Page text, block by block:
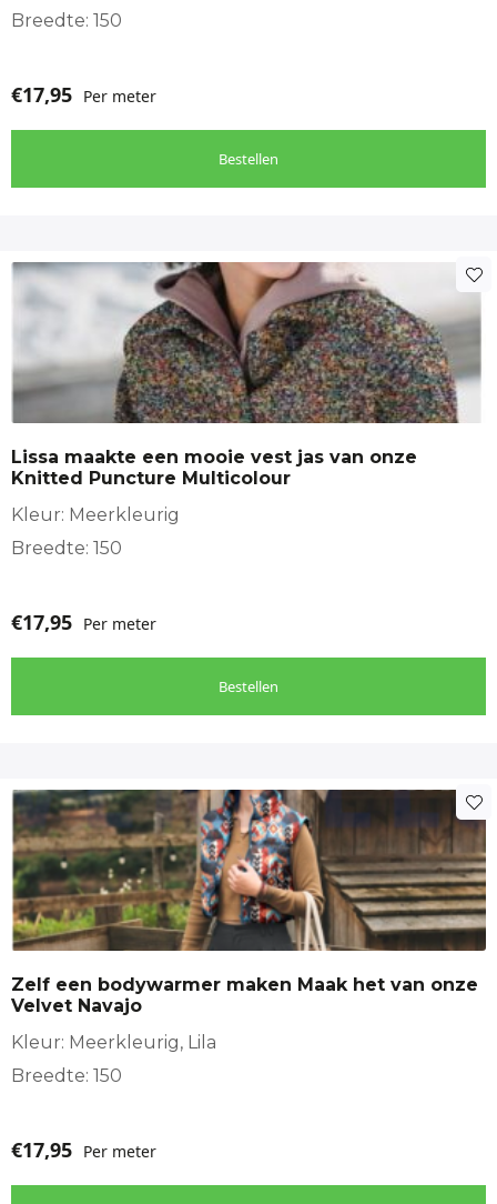
Breedte: 150
€17,95 Per meter
Bestellen
Lissa maakte een mooie vest jas van onze
Knitted Puncture Multicolour
Kleur: Meerkleurig
Breedte: 150
€17,95 Per meter
Bestellen
Zelf een bodywarmer maken Maak het van onze
Velvet Navajo
Kleur: Meerkleurig, Lila
Breedte: 150
€17,95 Per meter